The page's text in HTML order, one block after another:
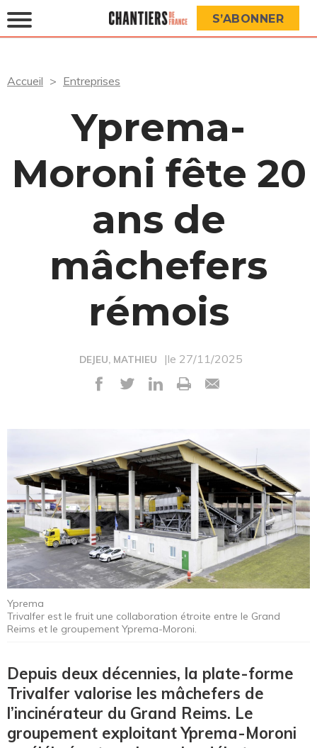
S’ABONNER
Accueil Entreprises
Yprema-
Moroni fête 20
ans de
mâchefers
rémois
DEJEU, MATHIEU |le 27/11/2025
Yprema
Trivalfer est le fruit une collaboration étroite entre le Grand
Reims et le groupement Yprema-Moroni.
Depuis deux décennies, la plate-forme
Trivalfer valorise les mâchefers de
l’incinérateur du Grand Reims. Le
groupement exploitant Yprema-Moroni